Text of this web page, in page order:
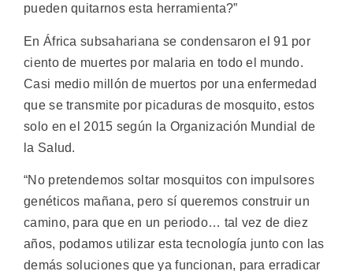
pueden quitarnos esta herramienta?”
En África subsahariana se condensaron el 91 por
ciento de muertes por malaria en todo el mundo.
Casi medio millón de muertos por una enfermedad
que se transmite por picaduras de mosquito, estos
solo en el 2015 según la Organización Mundial de
la Salud.
“No pretendemos soltar mosquitos con impulsores
genéticos mañana, pero sí queremos construir un
camino, para que en un periodo… tal vez de diez
años, podamos utilizar esta tecnología junto con las
demás soluciones que ya funcionan, para erradicar